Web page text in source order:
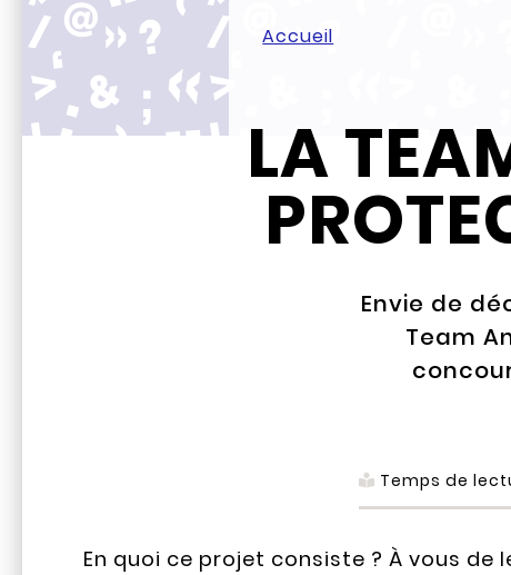
Accueil
LA
Envie de
Team
Temps de
En quoi ce projet consiste ? À vous